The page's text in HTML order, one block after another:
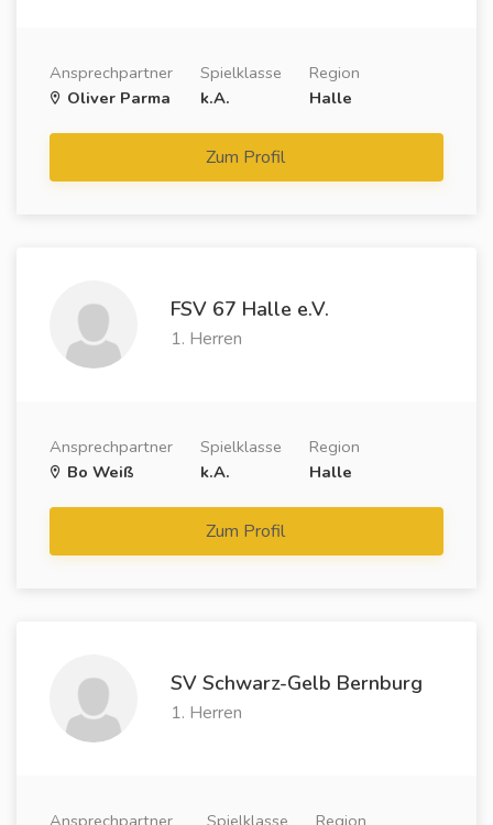
Ansprechpartner
Oliver Parma
Spielklasse
k.A.
Region
Halle
Zum Profil
FSV 67 Halle e.V.
1. Herren
Ansprechpartner
Bo Weiß
Spielklasse
k.A.
Region
Halle
Zum Profil
SV Schwarz-Gelb Bernburg
1. Herren
Ansprechpartner
Spielklasse
Region